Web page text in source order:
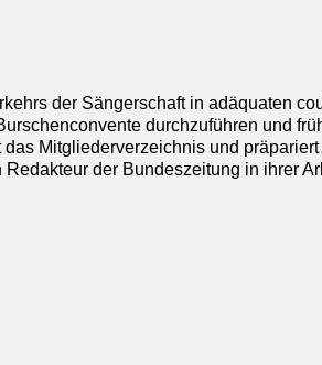
der Sängerschaft in adäquaten
durchzuführen und
Mitgliederverzeichnis und
der Bundeszeitung in ihrer